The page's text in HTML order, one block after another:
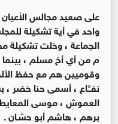
على صعيد مجالس
واحد في أية تشكيلة
م من أي أخ مسلم ،
وقوميين هم مع حفظ
نفــَّـاع ، أسمى حنا خضر
العموش ، موسى
برهم ، هاشم أبو حسَّـان .